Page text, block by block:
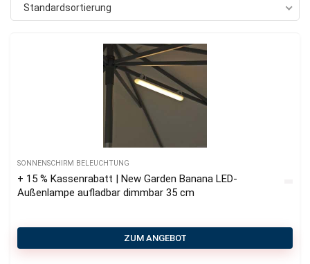
Standardsortierung
SONNENSCHIRM BELEUCHTUNG
+ 15 % Kassenrabatt | New Garden Banana LED-
Außenlampe aufladbar dimmbar 35 cm
ZUM ANGEBOT